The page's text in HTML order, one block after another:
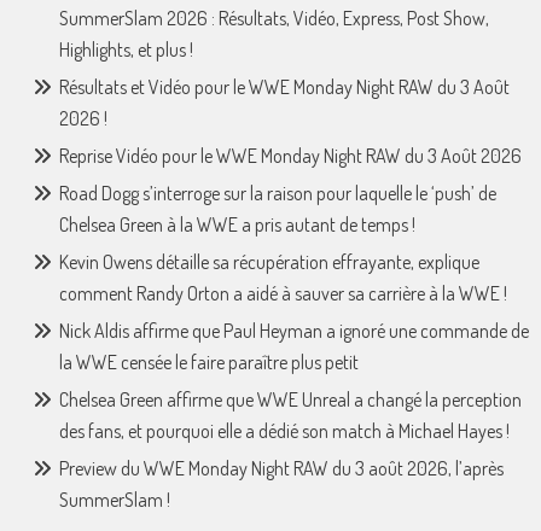
SummerSlam 2026 : Résultats, Vidéo, Express, Post Show,
Highlights, et plus !
Résultats et Vidéo pour le WWE Monday Night RAW du 3 Août
2026 !
Reprise Vidéo pour le WWE Monday Night RAW du 3 Août 2026
Road Dogg s’interroge sur la raison pour laquelle le ‘push’ de
Chelsea Green à la WWE a pris autant de temps !
Kevin Owens détaille sa récupération effrayante, explique
comment Randy Orton a aidé à sauver sa carrière à la WWE !
Nick Aldis affirme que Paul Heyman a ignoré une commande de
la WWE censée le faire paraître plus petit
Chelsea Green affirme que WWE Unreal a changé la perception
des fans, et pourquoi elle a dédié son match à Michael Hayes !
Preview du WWE Monday Night RAW du 3 août 2026, l’après
SummerSlam !